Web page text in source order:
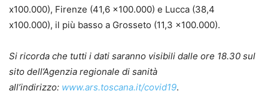
x100.000), Firenze (41,6 x100.000) e Lucca (38,4
x100.000), il più basso a Grosseto (11,3 x100.000).
Si ricorda che tutti i dati saranno visibili dalle ore 18.30 sul
sito dell’Agenzia regionale di sanità
all’indirizzo: www.ars.toscana.it/covid19.